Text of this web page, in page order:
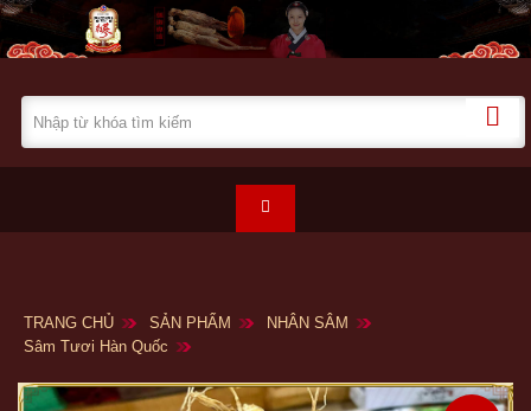
TRANG CHỦ SẢN PHẨM
NHÂN SÂM
Sâm Tươi Hàn Quốc